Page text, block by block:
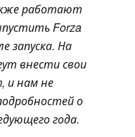
работают
Forza
запуска. На
внести свои
и нам не
о
года.